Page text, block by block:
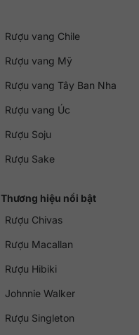
Rượu vang Chile
Rượu vang Mỹ
Rượu vang Tây Ban Nha
Rượu vang Úc
Rượu Soju
Rượu Sake
Thương hiệu nổi bật
Rượu Chivas
Rượu Macallan
Rượu Hibiki
Johnnie Walker
Rượu Singleton